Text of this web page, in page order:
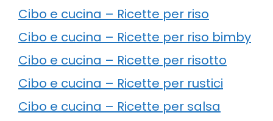
Cibo e cucina – Ricette per riso
Cibo e cucina – Ricette per riso bimby
Cibo e cucina – Ricette per risotto
Cibo e cucina – Ricette per rustici
Cibo e cucina – Ricette per salsa